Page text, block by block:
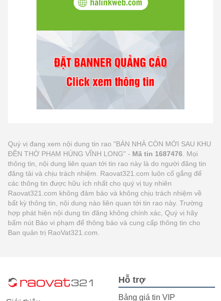
Quý vị đang xem nội dung tin rao "BÁN NHÀ CÒN MỚI SAU KHU
ĐỀN THỜ PHẠM HÙNG VĨNH LONG" - Mã tin 1687476 . Mọi
thông tin, nội dung liên quan tới tin rao này là do người đăng tin
đăng tải và chịu trách nhiệm. Raovat321.com luôn cố gắng để
các thông tin được hữu ích nhất cho quý vị tuy nhiên
Raovat321.com không đảm bảo và không chịu trách nhiệm về
bất kỳ thông tin, nội dung nào liên quan tới tin rao này. Trường
hợp phát hiện nội dung tin đăng không chính xác, Quý vị hãy
bấm nút Báo vi phạm để thông báo và cung cấp thông tin cho
Ban quản trị RaoVat321.com.
Hỗ trợ
Bảng giá tin VIP